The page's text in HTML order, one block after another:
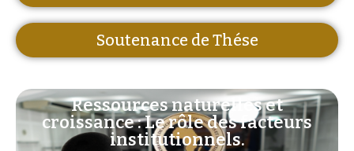
Soutenance de Thése
Ressources naturelles et
croissance : Le rôle des facteurs
institutionnels.